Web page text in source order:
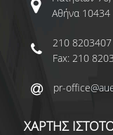
Αθήνα 10434
210 8203407
Fax: 210
pr-
ΧΑΡΤΗΣ